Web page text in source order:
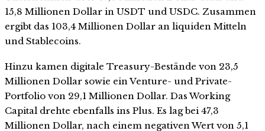
15,8 Millionen Dollar in USDT und USDC. Zusammen
ergibt das 103,4 Millionen Dollar an liquiden Mitteln
und Stablecoins.
Hinzu kamen digitale Treasury-Bestände von 23,5
Millionen Dollar sowie ein Venture- und Private-
Portfolio von 29,1 Millionen Dollar. Das Working
Capital drehte ebenfalls ins Plus. Es lag bei 47,3
Millionen Dollar, nach einem negativen Wert von 5,1